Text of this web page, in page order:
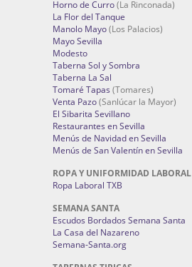
Horno de Curro(La Rinconada)
La Flor del Tanque
Manolo Mayo(Los Palacios)
Mayo Sevilla
Modesto
Taberna Sol y Sombra
Taberna La Sal
Tomaré Tapas (Tomares)
Venta Pazo(Sanlúcar la Mayor)
El Sibarita Sevillano
Restaurantes en Sevilla
Menús de Navidad en Sevilla
Menús de San Valentín en Sevilla
ROPA Y UNIFORMIDAD LABORAL
Ropa Laboral TXB
SEMANA SANTA
Escudos Bordados Semana Santa
La Casa del Nazareno
Semana-Santa.org